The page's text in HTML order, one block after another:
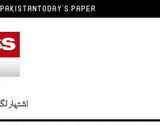
TODAY'S PAPER
اشتہار